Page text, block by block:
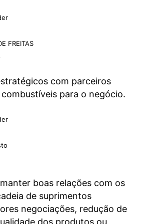
FREITAS
com parceiros
para o negócio.
boas relações com os
de suprimentos
negociações, redução de
dos produtos ou